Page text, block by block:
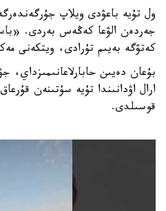
ول تۇيە باعۋدى ويلاپ
جەردەن الۋعا كەڭەس بەردى.
كەتۋگە بەيىم تۇرادى، ويتكەنى
بۇعان دەيىن حابارلاعانىمىزداي،
ارال اۋدانىندا تۇيە سۇتىنەن
قوسىلدى.